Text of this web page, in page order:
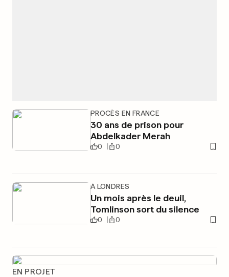
PROCÈS EN FRANCE
30 ans de prison pour
Abdelkader Merah
0 0
À LONDRES
Un mois après le deuil,
Tomlinson sort du silence
0 0
EN PROJET